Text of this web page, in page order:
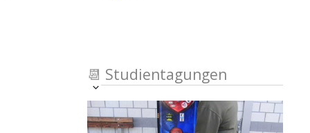
📆 Studientagungen
Ansichten-
Navigation
Veranstaltung
Ansichten-
auswählen.
List